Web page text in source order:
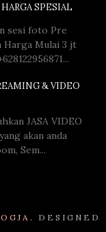
SPESIAL
sesi foto Pre
Harga Mulai 3 jt
& VIDEO
JASA VIDEO
akan anda
Sem...
DESIGNED